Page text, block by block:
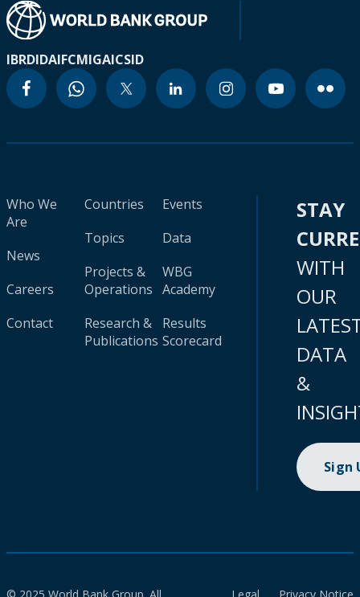
IBRDIDAIFCMIGAICSID
Who We
Are
News
Careers
Contact
Countries
Topics
Projects &
Operations
Research &
Publications
Events
Data
WBG
Academy
Results
Scorecard
STAY
WITH
OUR
DATA
&
Sign